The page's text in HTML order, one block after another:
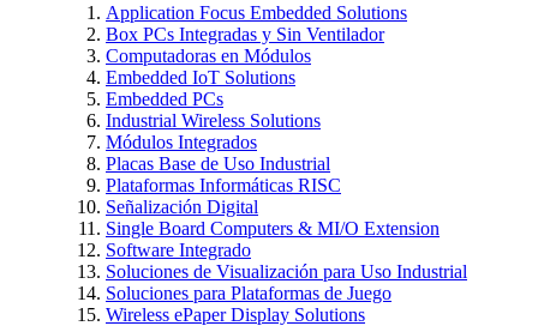
Application Focus Embedded Solutions
Box PCs Integradas y Sin Ventilador
Computadoras en Módulos
Embedded IoT Solutions
Embedded PCs
Industrial Wireless Solutions
Módulos Integrados
Placas Base de Uso Industrial
Plataformas Informáticas RISC
Señalización Digital
Single Board Computers & MI/O Extension
Software Integrado
Soluciones de Visualización para Uso Industrial
Soluciones para Plataformas de Juego
Wireless ePaper Display Solutions